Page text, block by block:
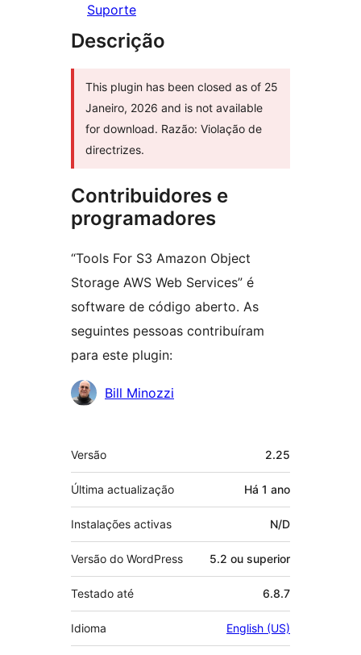
Suporte
Descrição
This plugin has been closed as of 25
Janeiro, 2026 and is not available
for download. Razão: Violação de
directrizes.
Contribuidores e
programadores
“Tools For S3 Amazon Object
Storage AWS Web Services” é
software de código aberto. As
seguintes pessoas contribuíram
para este plugin:
Contribuidores
Bill Minozzi
Metadados
Versão 2.25
Última actualização Há 1 ano
Instalações activas N/D
Versão do WordPress 5.2 ou superior
Testado até 6.8.7
Idioma English (US)